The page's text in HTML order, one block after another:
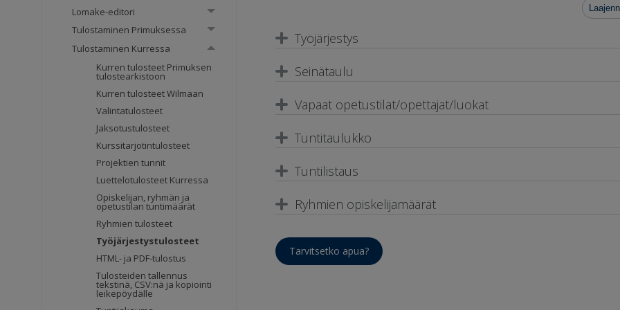
Lomake-editori
Tulostaminen Primuksessa
Tulostaminen Kurressa
Kurren tulosteet Primuksen
tulostearkistoon
Kurren tulosteet Wilmaan
Valintatulosteet
Jaksotustulosteet
Kurssitarjotintulosteet
Projektien tunnit
Luettelotulosteet Kurressa
Opiskelijan, ryhmän ja
opetustilan tuntimäärät
Ryhmien tulosteet
Työjärjestystulosteet
HTML- ja PDF-tulostus
Tulosteiden tallennus
tekstinä, CSV:nä ja kopiointi
leikepöydälle
Työjärjestys
Seinätaulu
Vapaat opetustilat/opettajat/luokat
Tuntitaulukko
Tuntilistaus
Ryhmien opiskelijamäärät
Tarvitsetko apua?